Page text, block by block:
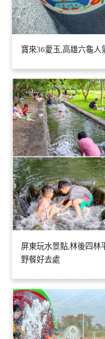
寶來36愛玉,高雄六龜人
屏東玩水景點,林後四林
野餐好去處